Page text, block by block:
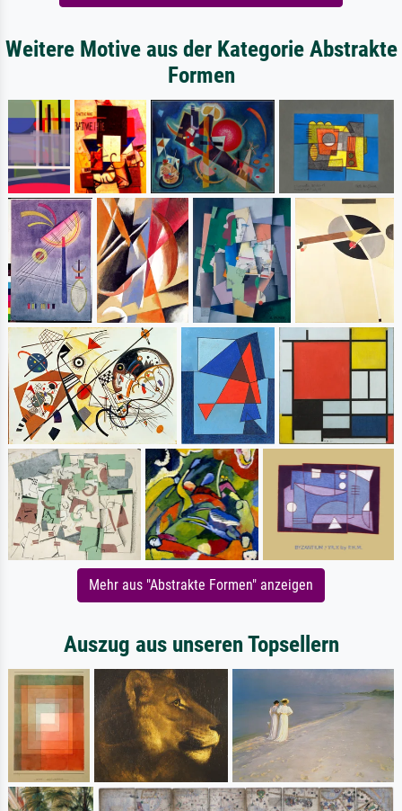
Weitere Motive aus der Kategorie Abstrakte
Formen
Mehr aus "Abstrakte Formen" anzeigen
Auszug aus unseren Topsellern